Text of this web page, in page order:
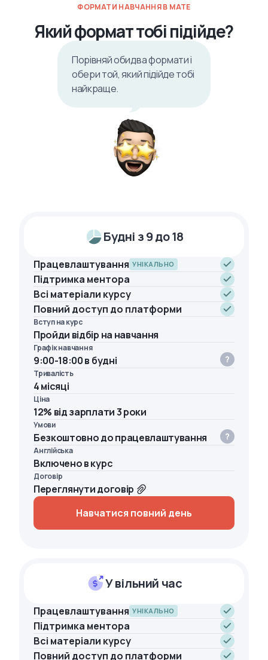
ФОРМАТИ НАВЧАННЯ В MATE
Який формат тобі підійде?
Порівняй обидва формати і
обери той, який підійде тобі
найкраще.
Будні з 9 до 18
Працевлаштування УНІКАЛЬНО
Підтримка ментора
Всі матеріали курсу
Повний доступ до платформи
Вступ на курс
Пройди відбір на навчання
Графік навчання
9:00-18:00 в будні
Тривалість
4 місяці
Ціна
12% від зарплати 3 роки
Умови
Безкоштовно до працевлаштування
Англійська
Включено в курс
Договір
Переглянути договір
Навчатися повний день
У вільний час
Працевлаштування УНІКАЛЬНО
Підтримка ментора
Всі матеріали курсу
Повний доступ до платформи